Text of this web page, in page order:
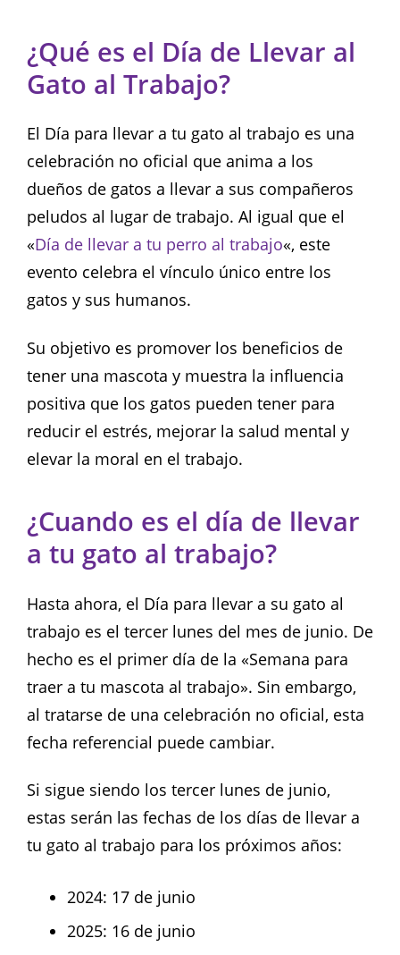
¿Qué es el Día de Llevar al
Gato al Trabajo?
El Día para llevar a tu gato al trabajo es una
celebración no oficial que anima a los
dueños de gatos a llevar a sus compañeros
peludos al lugar de trabajo. Al igual que el
«Día de llevar a tu perro al trabajo«, este
evento celebra el vínculo único entre los
gatos y sus humanos.
Su objetivo es promover los beneficios de
tener una mascota y muestra la influencia
positiva que los gatos pueden tener para
reducir el estrés, mejorar la salud mental y
elevar la moral en el trabajo.
¿Cuando es el día de llevar
a tu gato al trabajo?
Hasta ahora, el Día para llevar a su gato al
trabajo es el tercer lunes del mes de junio. De
hecho es el primer día de la «Semana para
traer a tu mascota al trabajo». Sin embargo,
al tratarse de una celebración no oficial, esta
fecha referencial puede cambiar.
Si sigue siendo los tercer lunes de junio,
estas serán las fechas de los días de llevar a
tu gato al trabajo para los próximos años:
2024: 17 de junio
2025: 16 de junio